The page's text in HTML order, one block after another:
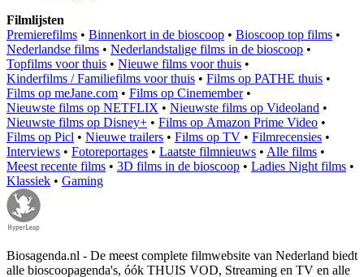
Filmlijsten
Premierefilms • Binnenkort in de bioscoop • Bioscoop top films •
Nederlandse films • Nederlandstalige films in de bioscoop •
Topfilms voor thuis • Nieuwe films voor thuis •
Kinderfilms / Familiefilms voor thuis • Films op PATHE thuis •
Films op meJane.com • Films op Cinemember•
Nieuwste films op NETFLIX • Nieuwste films op Videoland •
Nieuwste films op Disney+ • Films op Amazon Prime Video •
Films op Picl • Nieuwe trailers • Films op TV • Filmrecensies •
Interviews • Fotoreportages • Laatste filmnieuws • Alle films •
Meest recente films • 3D films in de bioscoop • Ladies Night films •
Klassiek • Gaming
Biosagenda.nl - De meest complete filmwebsite van Nederland biedt
alle bioscoopagenda's, óók THUIS VOD, Streaming en TV en alle